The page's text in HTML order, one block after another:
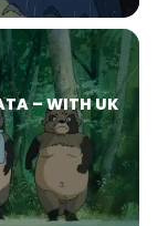
– WITH UK